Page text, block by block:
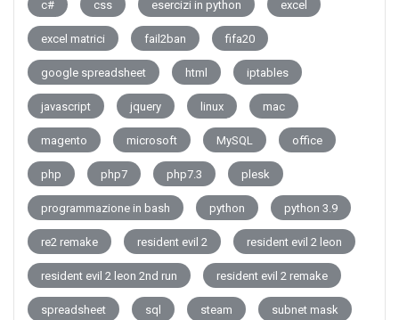
c# css esercizi in python excel
excel matrici fail2ban fifa20
google spreadsheet html iptables
javascript jquery linux mac
magento microsoft MySQL office
php php7 php7.3 plesk
programmazione in bash python python 3.9
re2 remake resident evil 2 resident evil 2 leon
resident evil 2 leon 2nd run resident evil 2 remake
spreadsheet sql steam subnet mask